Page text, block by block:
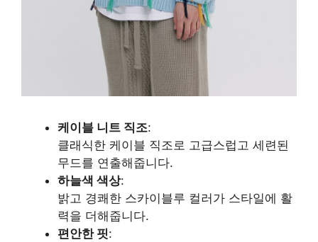
케이블 니트 직조:
클래식한 케이블 직조로 고급스럽고 세련된
무드를 연출해줍니다.
하늘색 색상:
밝고 경쾌한 스카이블루 컬러가 스타일에 활
력을 더해줍니다.
편안한 핏: